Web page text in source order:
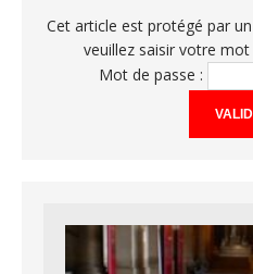
Cet article est protégé par
veuillez saisir votre
Mot de passe :